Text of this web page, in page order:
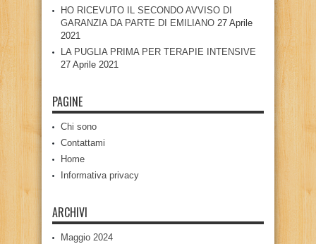
HO RICEVUTO IL SECONDO AVVISO DI
GARANZIA DA PARTE DI EMILIANO 27 Aprile
2021
LA PUGLIA PRIMA PER TERAPIE INTENSIVE
27 Aprile 2021
PAGINE
Chi sono
Contattami
Home
Informativa privacy
ARCHIVI
Maggio 2024